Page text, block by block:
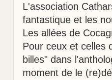
L'association
fantastique et les
Les allées de
Pour ceux et celles
billes" dans
moment de le